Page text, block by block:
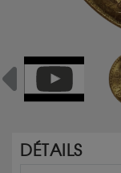
DÉTAILS
Previous